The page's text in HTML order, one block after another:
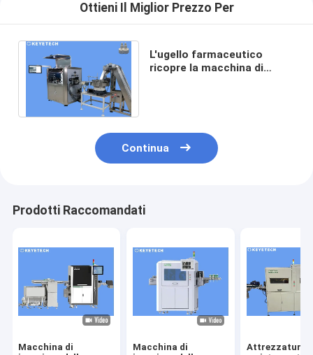
Ottieni Il Miglior Prezzo Per
L'ugello farmaceutico
ricopre la macchina di
Continua
Prodotti Raccomandati
Macchina di
Macchina di
Attrezzatura